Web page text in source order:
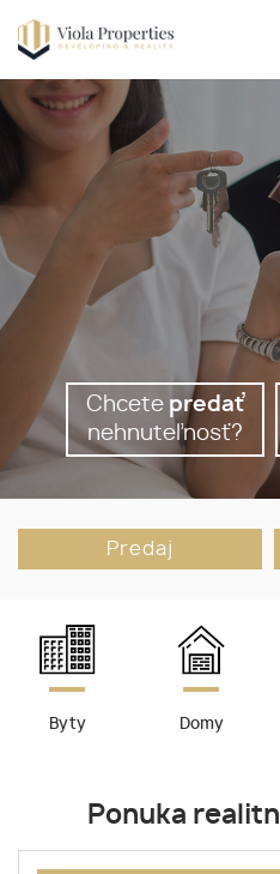
Chcete predať
nehnuteľnosť?
Predaj
Byty Domy
Ponuka